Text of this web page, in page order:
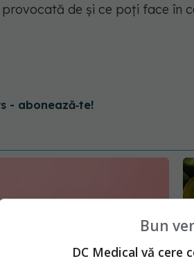
de și ce poți face în
- abonează‑te!
Bun
DC Medical vă cere